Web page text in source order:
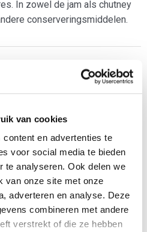
van cookies
en advertenties te
voor social media te bieden
te analyseren. Ook delen we
van onze site met onze
adverteren en analyse. Deze
combineren met andere
verstrekt of die ze hebben
In zowel de jam als chutney
conserveringsmiddelen.